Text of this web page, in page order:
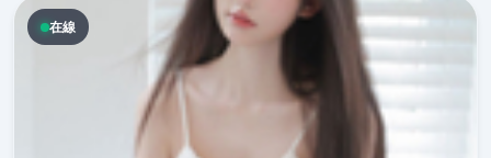
在線